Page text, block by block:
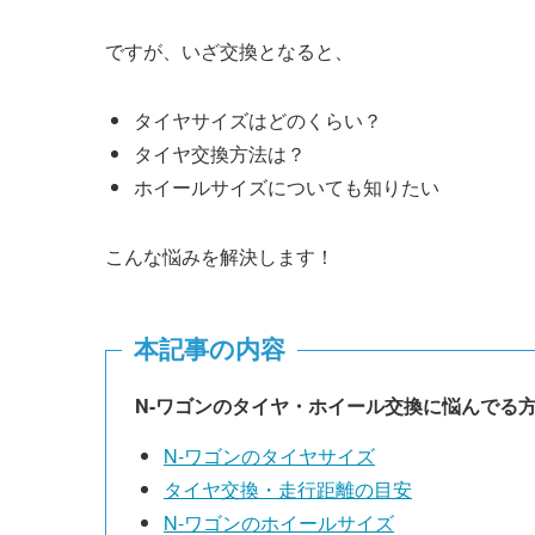
ですが、いざ交換となると、
タイヤサイズはどのくらい？
タイヤ交換方法は？
ホイールサイズについても知りたい
こんな悩みを解決します！
本記事の内容
N-ワゴンのタイヤ・ホイール交換に悩んでる
N-ワゴンのタイヤサイズ
タイヤ交換・走行距離の目安
N-ワゴンのホイールサイズ